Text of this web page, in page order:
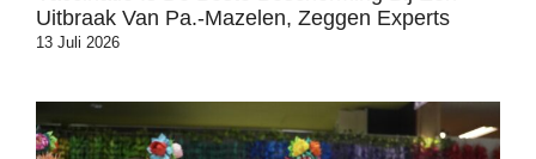
Uitbraak Van Pa.-Mazelen, Zeggen Experts
13 Juli 2026